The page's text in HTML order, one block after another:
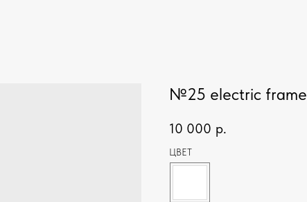
№25 electric frame
10 000 р.
ЦВЕТ